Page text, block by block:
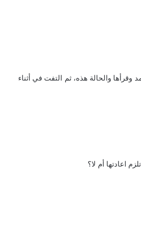
وقرأها والحالة هذه، ثم التفت في أثناء